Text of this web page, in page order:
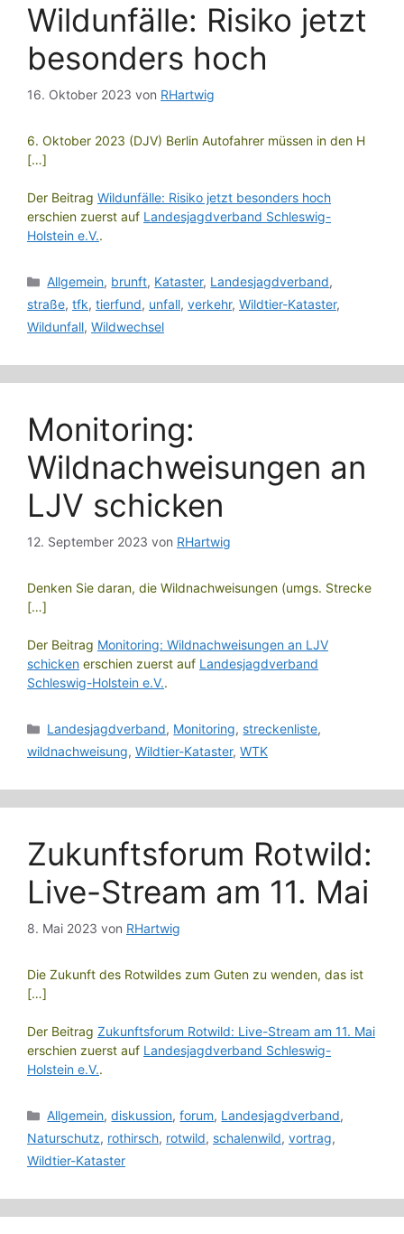
Wildunfälle: Risiko jetzt
besonders hoch
16. Oktober 2023 von RHartwig
6. Oktober 2023 (DJV) Berlin Autofahrer müssen in den H
[…]
Der Beitrag Wildunfälle: Risiko jetzt besonders hoch
erschien zuerst auf Landesjagdverband Schleswig-
Holstein e.V..
Kategorien
Allgemein, brunft, Kataster, Landesjagdverband,
straße, tfk, tierfund, unfall, verkehr, Wildtier-Kataster,
Wildunfall, Wildwechsel
Monitoring:
Wildnachweisungen an
LJV schicken
12. September 2023 von RHartwig
Denken Sie daran, die Wildnachweisungen (umgs. Strecke
[…]
Der Beitrag Monitoring: Wildnachweisungen an LJV
schicken erschien zuerst auf Landesjagdverband
Schleswig-Holstein e.V..
Kategorien
Landesjagdverband, Monitoring, streckenliste,
wildnachweisung, Wildtier-Kataster, WTK
Zukunftsforum Rotwild:
Live-Stream am 11. Mai
8. Mai 2023 von RHartwig
Die Zukunft des Rotwildes zum Guten zu wenden, das ist
[…]
Der Beitrag Zukunftsforum Rotwild: Live-Stream am 11. Mai
erschien zuerst auf Landesjagdverband Schleswig-
Holstein e.V..
Kategorien
Allgemein,diskussion,forum, Landesjagdverband,
Naturschutz, rothirsch, rotwild, schalenwild, vortrag,
Wildtier-Kataster